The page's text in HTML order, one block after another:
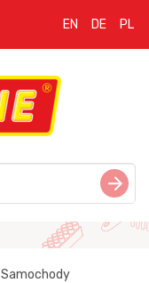
EN DE PL
Samochody